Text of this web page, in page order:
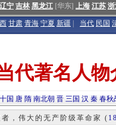
辽宁 吉林 黑龙江 [华东] 上海 江苏
甘肃 青海 宁夏 新疆 当代 民国
代著名人物
国 唐 隋 南北朝 晋 三国 汉 秦 春秋
，伟大的无产阶级革命家 (